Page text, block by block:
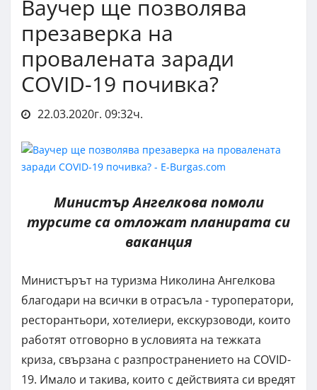
Ваучер ще позволява
презаверка на
провалената заради
COVID-19 почивка?
22.03.2020г. 09:32ч.
Министър Ангелкова помоли
турсите са отложат планирата си
ваканция
Министърът на туризма Николина Ангелкова
благодари на всички в отрасъла - туроператори,
ресторантьори, хотелиери, екскурзоводи, които
работят отговорно в условията на тежката
криза, свързана с разпространението на COVID-
19. Имало и такива, които с действията си вредят